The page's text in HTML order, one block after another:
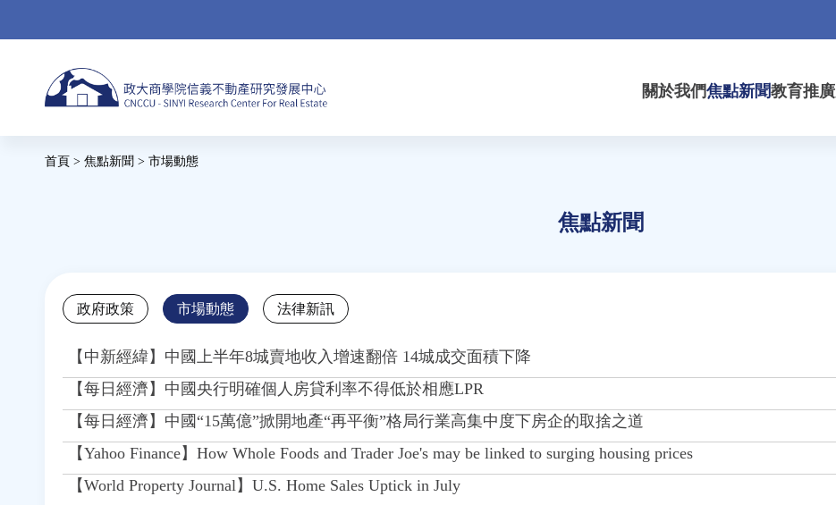
關於我們焦點新聞教育推廣
首頁 > 焦點新聞 > 市場動態
焦點新聞
Back
to
top
政府政策 市場動態 法律新訊
【中新經緯】中國上半年8城賣地收入增速翻倍 14城成交面積下降
【每日經濟】中國央行明確個人房貸利率不得低於相應LPR
【每日經濟】中國“15萬億”掀開地產“再平衡”格局行業高集中度下房企的取捨之道
【Yahoo Finance】How Whole Foods and Trader Joe's may be linked to surging housing prices
【World Property Journal】U.S. Home Sales Uptick in July
to